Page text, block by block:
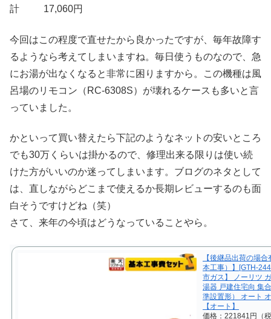
計 17,060円
今回はこの程度で直せたから良かったですが、毎年故障す
るようなら考えてしまいますね。毎日使うものなので、急
にお湯が出なくなると非常に困りますから。この機種は風
呂場のリモコン（RC-6308S）が壊れるケースも多いと言
っていました。
かといって買い替えたら下記のようなネットの安いところ
でも30万くらいは掛かるので、修理出来る限りは使い続
けた方がいいのか迷ってしまいます。ブログのネタとして
は、直しながらどこまで使えるか長期レビューするのも面
白そうですけどね（笑）
さて、来年の今頃はどうなっていることやら。
【後継品出荷の場
本工事）】[GTH-
市ガス】 ノーリツ
湯器 戸建住宅向 集
準設置形） オート
【オート】
価格：221841円（